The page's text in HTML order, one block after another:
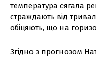
температура сягала
страждають від
обіцяють, що на
Згідно з прогнозом